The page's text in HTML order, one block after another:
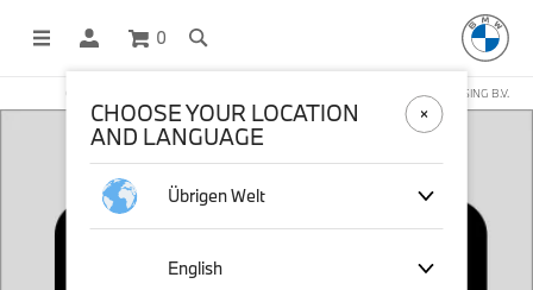
0
OFFICIAL BMW LIFESTYLE SHOP OPERATED BY STICHD SPORTMERCHANDISING B.V.
CHOOSE YOUR LOCATION
AND LANGUAGE
Übrigen Welt
English